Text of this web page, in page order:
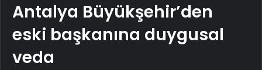
Antalya Büyükşehir’den
eski başkanına duygusal
veda